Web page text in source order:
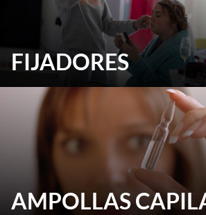
FIJADORES
AMPOLLAS